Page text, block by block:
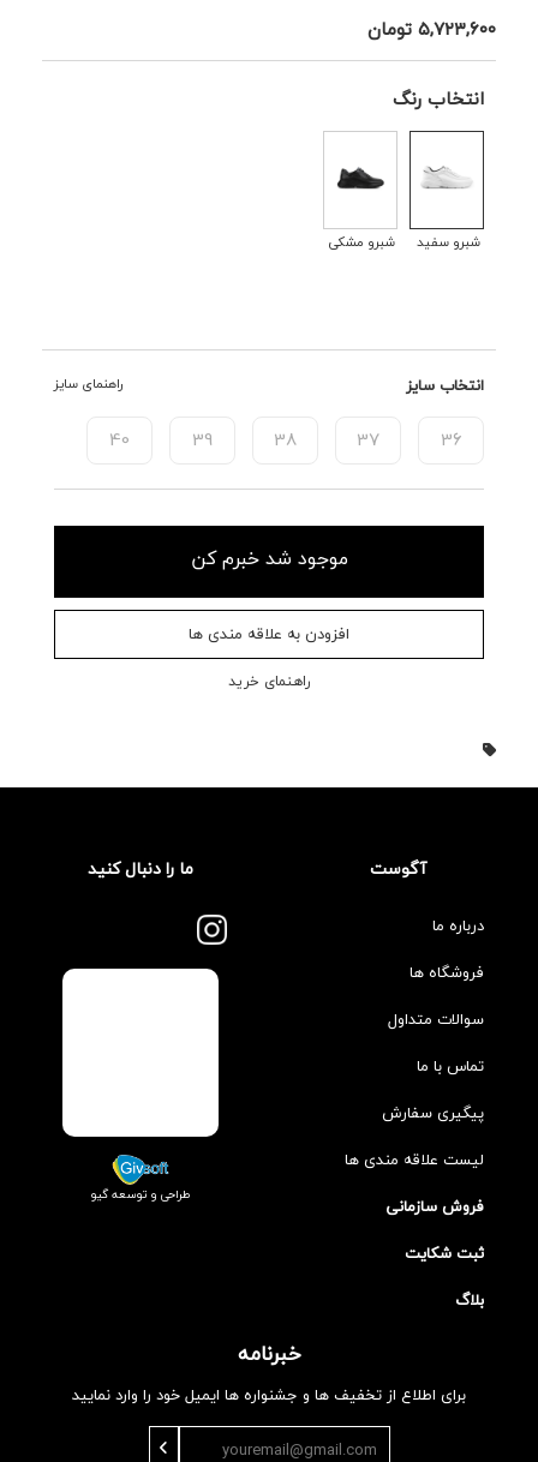
۵,۷۲۳,۶۰۰تومان
انتخاب رنگ
شبرو سفید شبرو مشکی
انتخاب سایز راهنمای سایز
36
37
38
39
40
موجود شد خبرم کن
افزودن به علاقه مندی ها
راهنمای خرید
آگوست
درباره ما
فروشگاه ها
سوالات متداول
تماس با ما
پیگیری سفارش
لیست علاقه مندی ها
فروش سازمانی
ثبت شکایت
بلاگ
ما را دنبال کنید
طراحی و توسعه گیو
خبرنامه
برای اطلاع از تخفیف ها و جشنواره ها ایمیل خود را وارد نمایید